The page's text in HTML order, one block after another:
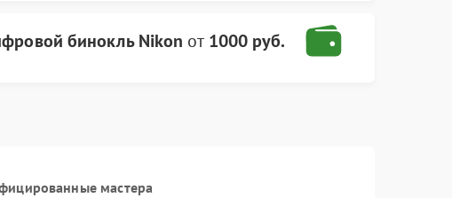
бинокль Nikon от 1000 руб.
мастера